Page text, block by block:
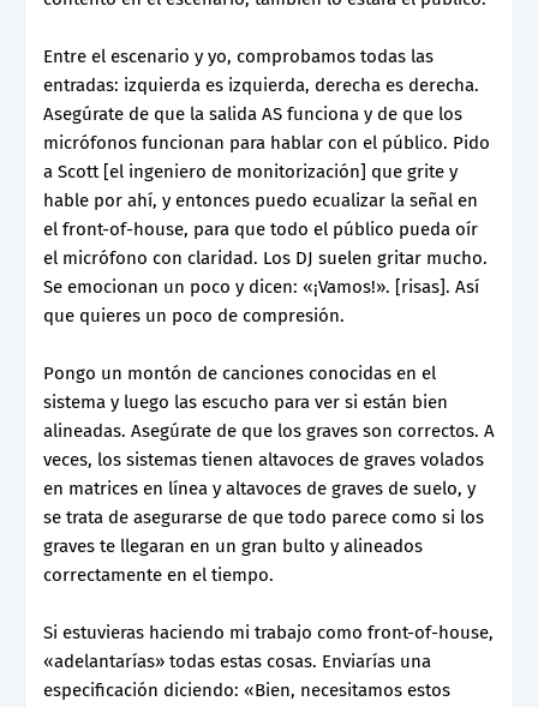
Entre el escenario y yo, comprobamos todas las
entradas: izquierda es izquierda, derecha es derecha.
Asegúrate de que la salida AS funciona y de que los
micrófonos funcionan para hablar con el público. Pido
a Scott [el ingeniero de monitorización] que grite y
hable por ahí, y entonces puedo ecualizar la señal en
el front-of-house, para que todo el público pueda oír
el micrófono con claridad. Los DJ suelen gritar mucho.
Se emocionan un poco y dicen: «¡Vamos!». [risas]. Así
que quieres un poco de compresión.
Pongo un montón de canciones conocidas en el
sistema y luego las escucho para ver si están bien
alineadas. Asegúrate de que los graves son correctos. A
veces, los sistemas tienen altavoces de graves volados
en matrices en línea y altavoces de graves de suelo, y
se trata de asegurarse de que todo parece como si los
graves te llegaran en un gran bulto y alineados
correctamente en el tiempo.
Si estuvieras haciendo mi trabajo como front-of-house,
«adelantarías» todas estas cosas. Enviarías una
especificación diciendo: «Bien, necesitamos estos